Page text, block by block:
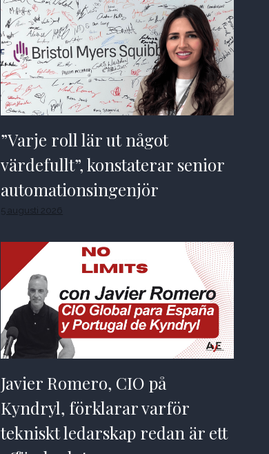
”Varje roll lär ut något
värdefullt”, konstaterar senior
automationsingenjör
5 augusti 2026
Javier Romero, CIO på
Kyndryl, förklarar varför
tekniskt ledarskap redan är ett